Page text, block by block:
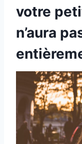
votre
n’aura